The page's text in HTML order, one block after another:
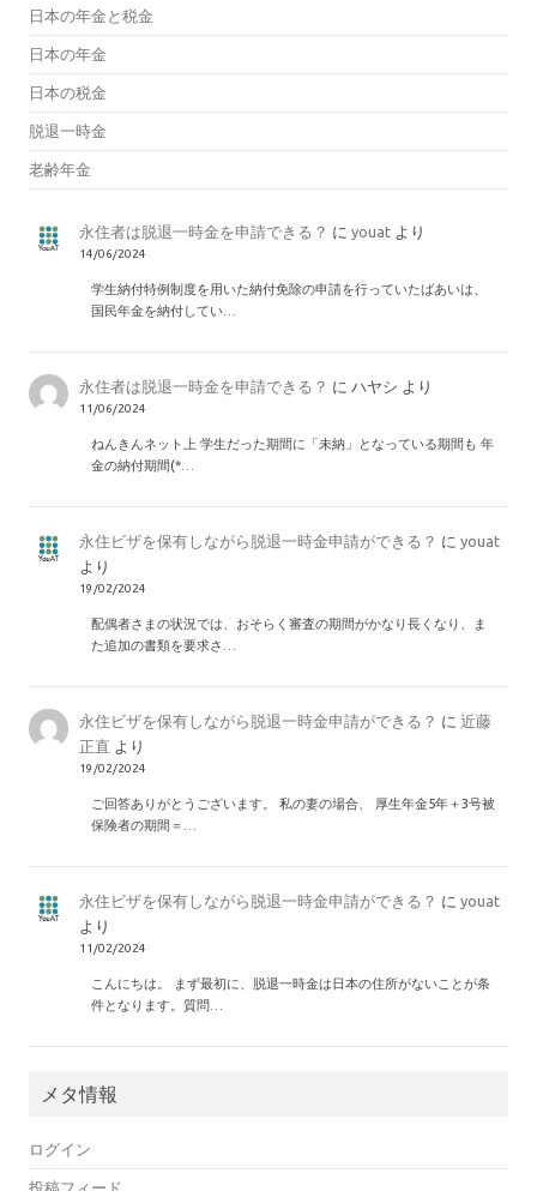
日本の年金と税金
日本の年金
日本の税金
脱退一時金
老齢年金
永住者は脱退一時金を申請できる？ にyouat より
14/06/2024
学生納付特例制度を用いた納付免除の申請を行っていたばあいは、
国民年金を納付してい…
永住者は脱退一時金を申請できる？ にハヤシ より
11/06/2024
ねんきんネット上 学生だった期間に「未納」となっている期間も 年
金の納付期間(*…
永住ビザを保有しながら脱退一時金申請ができる？ にyouat
より
19/02/2024
配偶者さまの状況では、おそらく審査の期間がかなり長くなり、ま
た追加の書類を要求さ…
永住ビザを保有しながら脱退一時金申請ができる？ に近藤
正直 より
19/02/2024
ご回答ありがとうございます。 私の妻の場合、 厚生年金5年＋3号被
保険者の期間＝…
永住ビザを保有しながら脱退一時金申請ができる？ にyouat
より
11/02/2024
こんにちは。 まず最初に、脱退一時金は日本の住所がないことが条
件となります。質問…
メタ情報
ログイン